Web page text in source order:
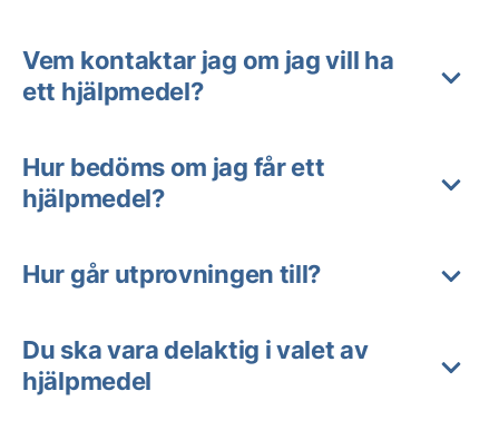
Vem kontaktar jag om jag vill ha
ett hjälpmedel?
Hur bedöms om jag får ett
hjälpmedel?
Hur går utprovningen till?
Du ska vara delaktig i valet av
hjälpmedel